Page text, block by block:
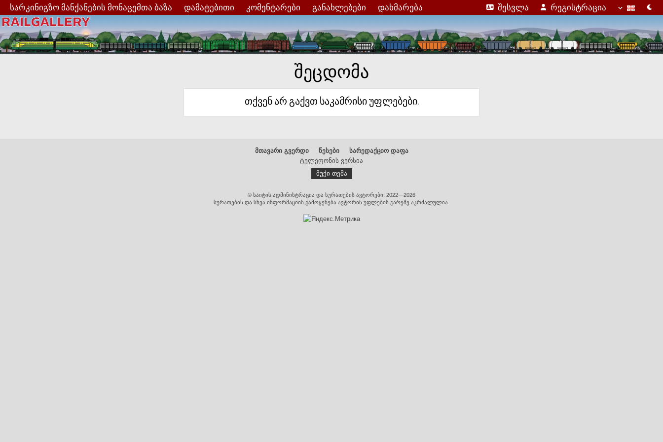
სარკინიგზო მანქანების მონაცემთა ბაზა დამატებითი კომენტარები განახლებები დახმარება შესვლა რეგისტრაცია
შეცდომა
თქვენ არ გაქვთ საკამრისი უფლებები.
მთავარი გვერდი წესები
სარედაქციო დაფა
ტელეფონის ვერსია
მუქი თემა
© საიტის ადმინისტრაცია და სურათების ავტორები, 2022—2026
სურათების და სხვა ინფორმაციის გამოყენება ავტორის უფლების გარეშე აკრძალულია.